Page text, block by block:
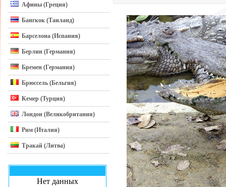
Афины (Греция)
Бангкок (Таиланд)
Барселона (Испания)
Берлин (Германия)
Бремен (Германия)
Брюссель (Бельгия)
Кемер (Турция)
Лондон (Великобритания)
Рим (Италия)
Тракай (Литва)
Нет данных